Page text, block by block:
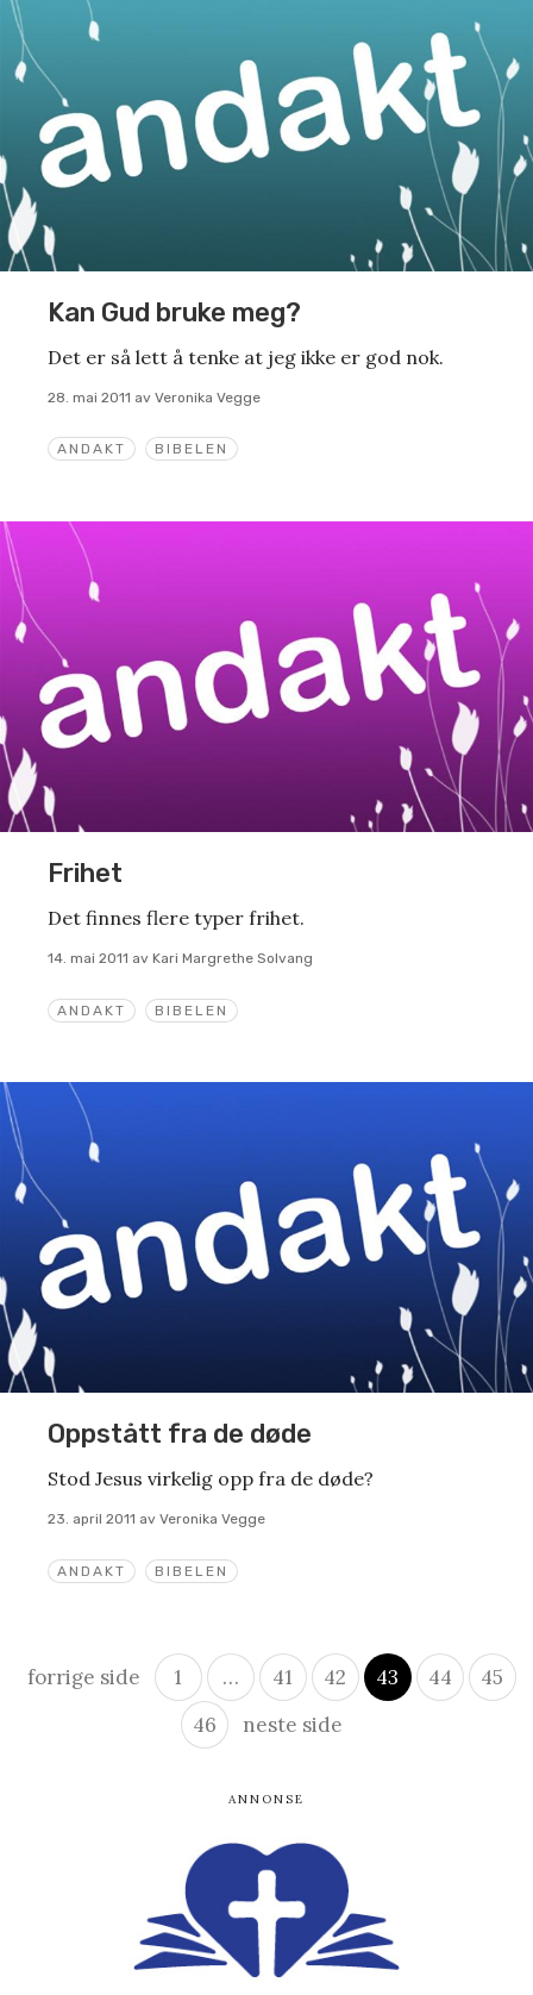
ANDAKT BIBELEN
Kan Gud bruke meg?
Det er så lett å tenke at jeg ikke er god nok.
28. mai 2011 av Veronika Vegge
ANDAKT BIBELEN
Frihet
Det finnes flere typer frihet.
14. mai 2011 av Kari Margrethe Solvang
ANDAKT BIBELEN
Oppstått fra de døde
Stod Jesus virkelig opp fra de døde?
23. april 2011 av Veronika Vegge
Innleggsnavigasjon
forrige side 1 … 41 42 43 44
45
46
neste side